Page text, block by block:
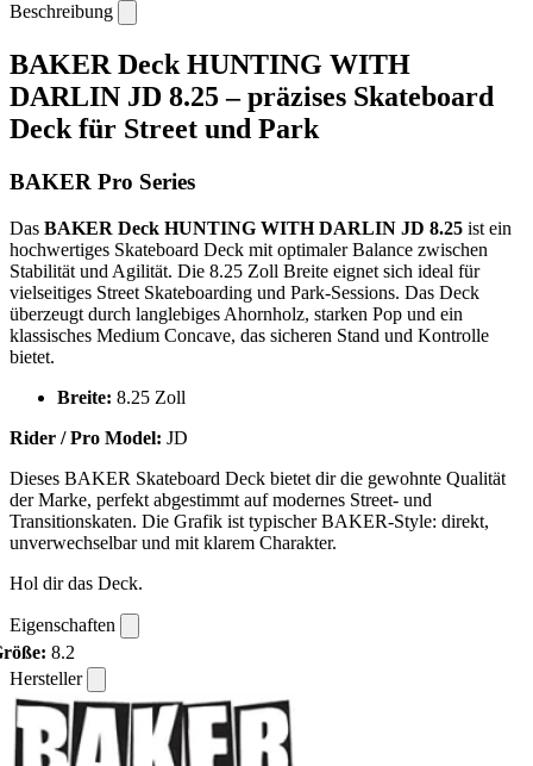
Beschreibung
BAKER Deck HUNTING WITH
DARLIN JD 8.25 – präzises Skateboard
Deck für Street und Park
BAKER Pro Series
Das BAKER Deck HUNTING WITH DARLIN JD 8.25 ist ein
hochwertiges Skateboard Deck mit optimaler Balance zwischen
Stabilität und Agilität. Die 8.25 Zoll Breite eignet sich ideal für
vielseitiges Street Skateboarding und Park-Sessions. Das Deck
überzeugt durch langlebiges Ahornholz, starken Pop und ein
klassisches Medium Concave, das sicheren Stand und Kontrolle
bietet.
Breite: 8.25 Zoll
Rider / Pro Model: JD
Dieses BAKER Skateboard Deck bietet dir die gewohnte Qualität
der Marke, perfekt abgestimmt auf modernes Street- und
Transitionskaten. Die Grafik ist typischer BAKER-Style: direkt,
unverwechselbar und mit klarem Charakter.
Hol dir das Deck.
Eigenschaften
8.2
Hersteller